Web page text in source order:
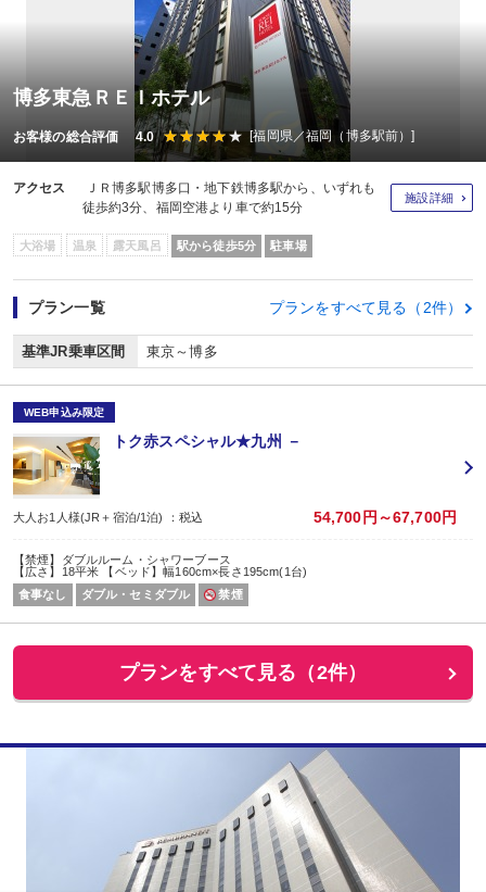
博多東急ＲＥＩホテル
お客様の総合評価 4.0 [福岡県／福岡（博多駅前）]
アクセス
ＪＲ博多駅博多口・地下鉄博多駅から、いずれも
徒歩約3分、福岡空港より車で約15分
施設詳細
大浴場 温泉 露天風呂 駅から徒歩5分 駐車場
プラン一覧 プランをすべて見る（2件）
基準JR乗車区間 東京～博多
WEB申込み限定
トク赤スペシャル★九州 －
大人お1人様(JR＋宿泊/1泊) ：税込 54,700円～67,700円
【禁煙】ダブルルーム・シャワーブース
【広さ】18平米 【ベッド】幅160cm×長さ195cm(1台)
食事なし
ダブル・セミダブル 禁煙
プランをすべて見る（2件）